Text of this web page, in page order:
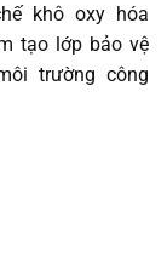
khô oxy hóa
tạo lớp bảo vệ
trường công